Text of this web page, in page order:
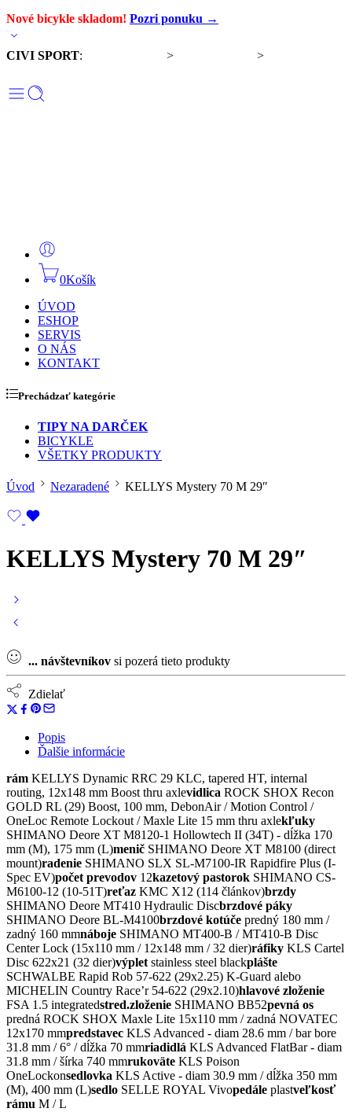
Nové bicykle skladom! Pozri ponuku →
CIVI SPORT: > >
0Košík
ÚVOD
ESHOP
SERVIS
O NÁS
KONTAKT
Prechádzať kategórie
TIPY NA DARČEK
BICYKLE
VŠETKY PRODUKTY
Úvod Nezaradené KELLYS Mystery 70 M 29″
KELLYS Mystery 70 M 29″
... návštevníkov si pozerá tieto produkty
Zdielať
Popis
Ďalšie informácie
rám KELLYS Dynamic RRC 29 KLC, tapered HT, internal
routing, 12x148 mm Boost thru axlevidlica ROCK SHOX Recon
GOLD RL (29) Boost, 100 mm, DebonAir / Motion Control /
OneLoc Remote Lockout / Maxle Lite 15 mm thru axlekľuky
SHIMANO Deore XT M8120-1 Hollowtech II (34T) - dĺžka 170
mm (M), 175 mm (L)menič SHIMANO Deore XT M8100 (direct
mount)radenie SHIMANO SLX SL-M7100-IR Rapidfire Plus (I-
Spec EV)počet prevodov 12kazetový pastorok SHIMANO CS-
M6100-12 (10-51T)reťaz KMC X12 (114 článkov)brzdy
SHIMANO Deore MT410 Hydraulic Discbrzdové páky
SHIMANO Deore BL-M4100brzdové kotúče predný 180 mm /
zadný 160 mmnáboje SHIMANO MT400-B / MT410-B Disc
Center Lock (15x110 mm / 12x148 mm / 32 dier)ráfiky KLS Cartel
Disc 622x21 (32 dier)výplet stainless steel blackplášte
SCHWALBE Rapid Rob 57-622 (29x2.25) K-Guard alebo
MICHELIN Country Race’r 54-622 (29x2.10)hlavové zloženie
FSA 1.5 integratedstred.zloženie SHIMANO BB52pevná os
predná ROCK SHOX Maxle Lite 15x110 mm / zadná NOVATEC
12x170 mmpredstavec KLS Advanced - diam 28.6 mm / bar bore
31.8 mm / 6° / dĺžka 70 mmriadidlá KLS Advanced FlatBar - diam
31.8 mm / šírka 740 mmrukoväte KLS Poison
OneLockonsedlovka KLS Active - diam 30.9 mm / dĺžka 350 mm
(M), 400 mm (L)sedlo SELLE ROYAL Vivopedále plastveľkosť
rámu M / L